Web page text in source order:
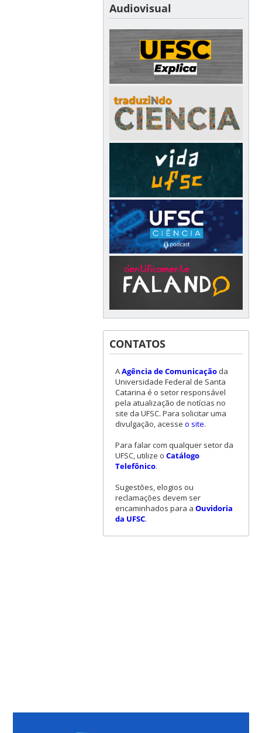
Audiovisual
CONTATOS
AAgência de Comunicaçãoda
Universidade Federal de Santa
Catarina é o setor responsável
pela atualização de notícias no
site da UFSC. Para solicitar uma
divulgação, acesse o site.
Para falar com qualquer setor da
UFSC, utilize o Catálogo
Telefônico.
Sugestões, elogios ou
reclamações devem ser
encaminhados para a Ouvidoria
da UFSC.